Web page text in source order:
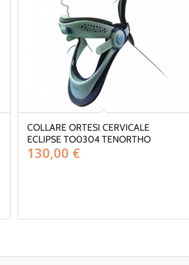
COLLARE ORTESI CERVICALE
ECLIPSE TO0304 TENORTHO
130,00 €